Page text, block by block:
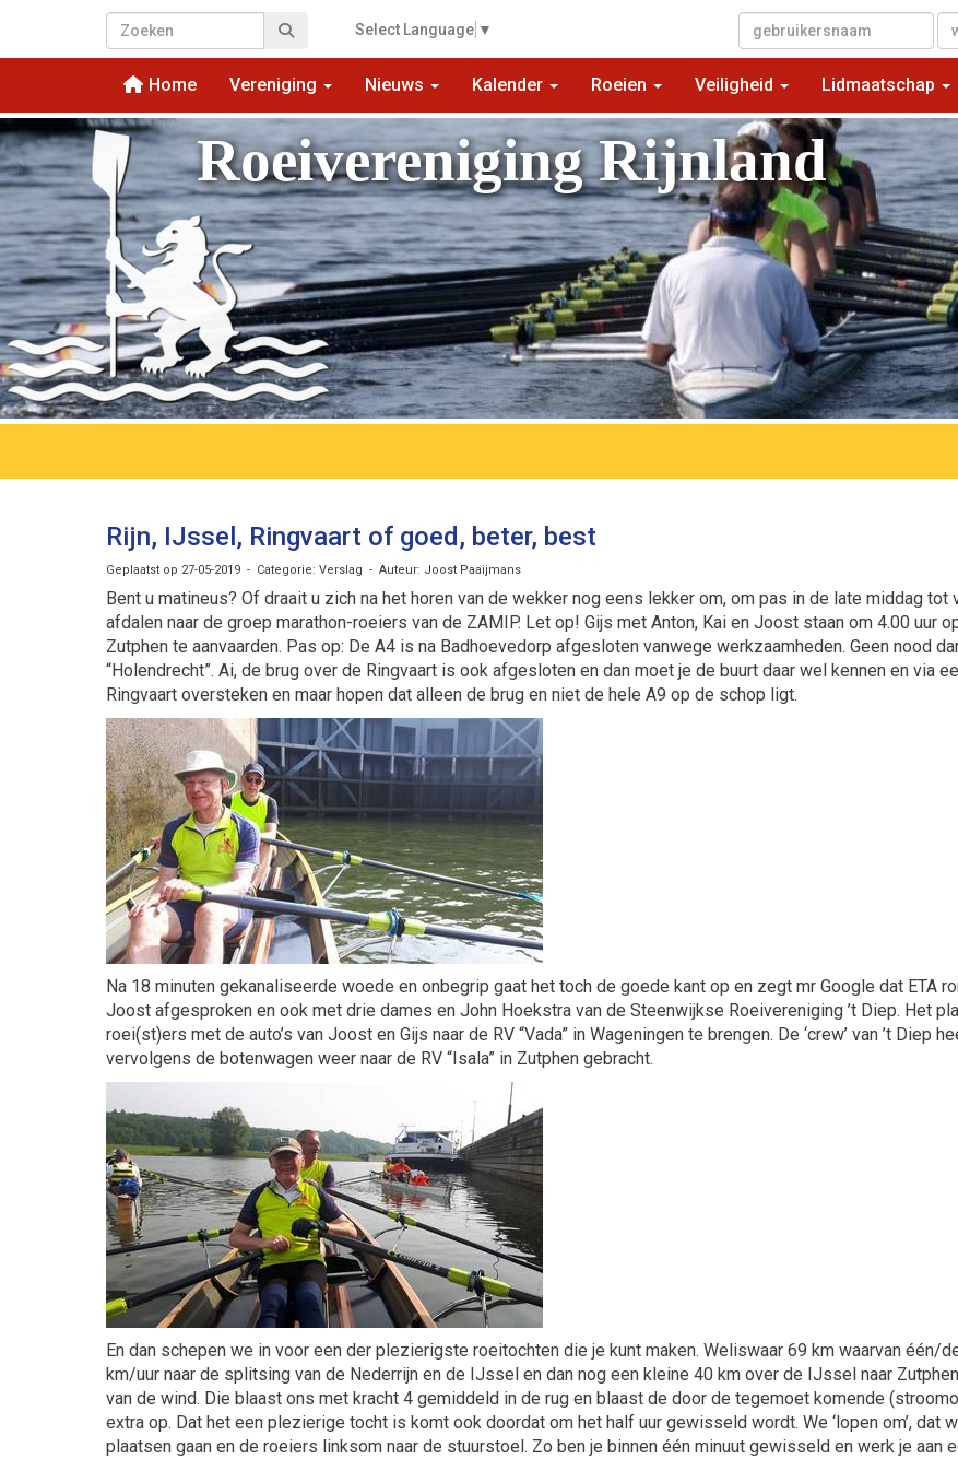
Select Language ▼
Home Vereniging Nieuws Kalender Roeien Veiligheid Lidmaatschap
Roeivereniging Rijnland
Rijn, IJssel, Ringvaart of goed, beter, best
Geplaatst op 27-05-2019 - Categorie: Verslag - Auteur: Joost Paaijmans
Bent u matineus? Of draait u zich na het horen van de wekker nog eens lekker om, om pas in de late middag
afdalen naar de groep marathon-roeiers van de ZAMIP. Let op! Gijs met Anton, Kai en Joost staan om 4.00 uur
Zutphen te aanvaarden. Pas op: De A4 is na Badhoevedorp afgesloten vanwege werkzaamheden. Geen nood
“Holendrecht”. Ai, de brug over de Ringvaart is ook afgesloten en dan moet je de buurt daar wel kennen en via
Ringvaart oversteken en maar hopen dat alleen de brug en niet de hele A9 op de schop ligt.
Na 18 minuten gekanaliseerde woede en onbegrip gaat het toch de goede kant op en zegt mr Google dat ETA
Joost afgesproken en ook met drie dames en John Hoekstra van de Steenwijkse Roeivereniging ’t Diep. Het
roei(st)ers met de auto’s van Joost en Gijs naar de RV “Vada” in Wageningen te brengen. De ‘crew’ van ’t
vervolgens de botenwagen weer naar de RV “Isala” in Zutphen gebracht.
En dan schepen we in voor een der plezierigste roeitochten die je kunt maken. Weliswaar 69 km waarvan één/
km/uur naar de splitsing van de Nederrijn en de IJssel en dan nog een kleine 40 km over de IJssel naar
van de wind. Die blaast ons met kracht 4 gemiddeld in de rug en blaast de door de tegemoet komende
extra op. Dat het een plezierige tocht is komt ook doordat om het half uur gewisseld wordt. We ‘lopen om’, dat
plaatsen gaan en de roeiers linksom naar de stuurstoel. Zo ben je binnen één minuut gewisseld en werk je